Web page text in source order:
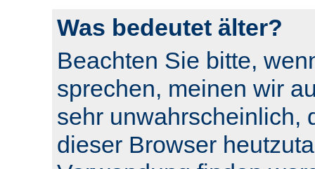
Was bedeutet älter?
Beachten Sie bitte,
sprechen, meinen wir
sehr unwahrscheinlich,
dieser Browser